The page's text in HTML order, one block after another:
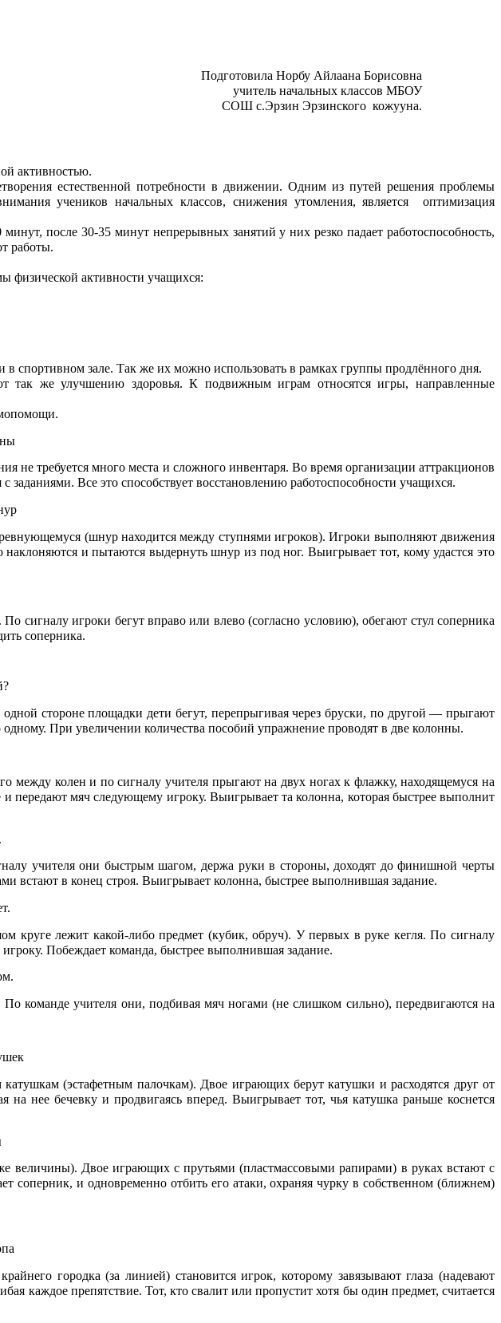
Подготовила Норбу Айлаана Борисовна
учитель начальных классов МБОУ
СОШ с.Эрзин Эрзинского кожууна.
активностью.
естественной потребности в движении. Одним из путей решения проблемы
учеников начальных классов, снижения утомления, является оптимизация
после 30-35 минут непрерывных занятий у них резко падает работоспособность,
работы.
физической активности учащихся:
спортивном зале. Так же их можно использовать в рамках группы продлённого дня.
так же улучшению здоровья. К подвижным играм относятся игры, направленные
не требуется много места и сложного инвентаря. Во время организации аттракционов
Все это способствует восстановлению работоспособности учащихся.
(шнур находится между ступнями игроков). Игроки выполняют движения
и пытаются выдернуть шнур из под ног. Выигрывает тот, кому удастся это
сигналу игроки бегут вправо или влево (согласно условию), обегают стул соперника
соперника.
стороне площадки дети бегут, перепрыгивая через бруски, по другой — прыгают
При увеличении количества пособий упражнение проводят в две колонны.
колен и по сигналу учителя прыгают на двух ногах к флажку, находящемуся на
передают мяч следующему игроку. Выигрывает та колонна, которая быстрее выполнит
учителя они быстрым шагом, держа руки в стороны, доходят до финишной черты
встают в конец строя. Выигрывает колонна, быстрее выполнившая задание.
лежит какой-либо предмет (кубик, обруч). У первых в руке кегля. По сигналу
Побеждает команда, быстрее выполнившая задание.
команде учителя они, подбивая мяч ногами (не слишком сильно), передвигаются на
(эстафетным палочкам). Двое играющих берут катушки и расходятся друг от
нее бечевку и продвигаясь вперед. Выигрывает тот, чья катушка раньше коснется
величины). Двое играющих с прутьями (пластмассовыми рапирами) в руках встают с
соперник, и одновременно отбить его атаки, охраняя чурку в собственном (ближнем)
городка (за линией) становится игрок, которому завязывают глаза (надевают
каждое препятствие. Тот, кто свалит или пропустит хотя бы один предмет, считается